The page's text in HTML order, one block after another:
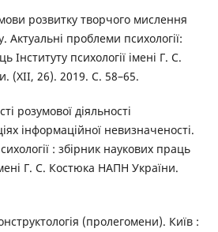
розвитку творчого мислення
Актуальні проблеми психології:
Інституту психології імені Г. С.
(ХІІ, 26). 2019. С. 58–65.
розумової діяльності
інформаційної невизначеності.
: збірник наукових праць
Г. С. Костюка НАПН України.
(пролегомени). Київ :